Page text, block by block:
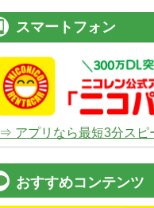
スマートフォン
⇒ アプリなら最短3分スピ
おすすめコンテンツ